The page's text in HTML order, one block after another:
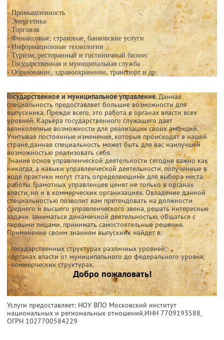
- Промышленность
- Энергетика
- Торговля
- Финансовые, страховые, банковские услуги
- Информационные технологии
- Туризм, ресторанный и гостиничный бизнес
- Государственная и муниципальная служба
- Образование, здравоохранение, транспорт и др.
Государственное и муниципальное управление.Данная
специальность предоставляет большие возможности для
выпускника. Прежде всего, это работа в органах власти всех
уровней. Карьера государственного служащего дает
великолепные возможности для реализации своих амбиций.
Учитывая постоянные изменения, которые происходят в нашей
стране,данная специальность может быть для вас наилучшей
возможностью реализовать себя.
Знание основ управленческой деятельности сегодня важно как
никогда, а навыки управленческой деятельности, полученные в
ходе практики могут стать определяющими для выбора места
работы. Грамотных управленцев ценят не только в органах
власти, но и в коммерческих организациях. Овладение данной
специальностью позволит вам претендовать на должности
среднего и высшего управленческого звена, решать интересные
задачи, заниматься динамичной деятельностью, общаться с
первыми лицами, принимать самостоятельные решения.
Применение своим знаниям выпускник найдет в:
- государственных структурах различных уровней;
- органах власти от муниципального до федерального уровня;
- коммерческих структурах.
Добро пожаловать!
Услуги предоставляет: НОУ ВПО Московский институт
национальных и региональных отношений,ИНН 7709193588,
ОГРН 1027700584229